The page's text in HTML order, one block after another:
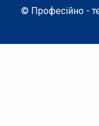
© Професійно -